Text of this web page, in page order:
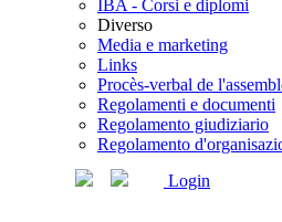
IBA - Corsi e diplomi
Diverso
Media e marketing
Links
Procès-verbal de
Regolamenti e documenti
Regolamento giudiziario
Regolamento
Login